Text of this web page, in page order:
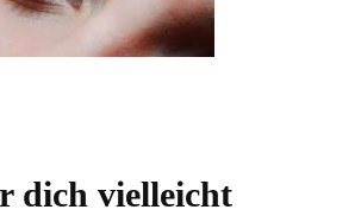
dich vielleicht